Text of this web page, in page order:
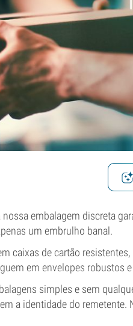
embalagem discreta
um embrulho banal.
caixas de cartão
em envelopes robustos
simples e sem
a identidade do remetente.